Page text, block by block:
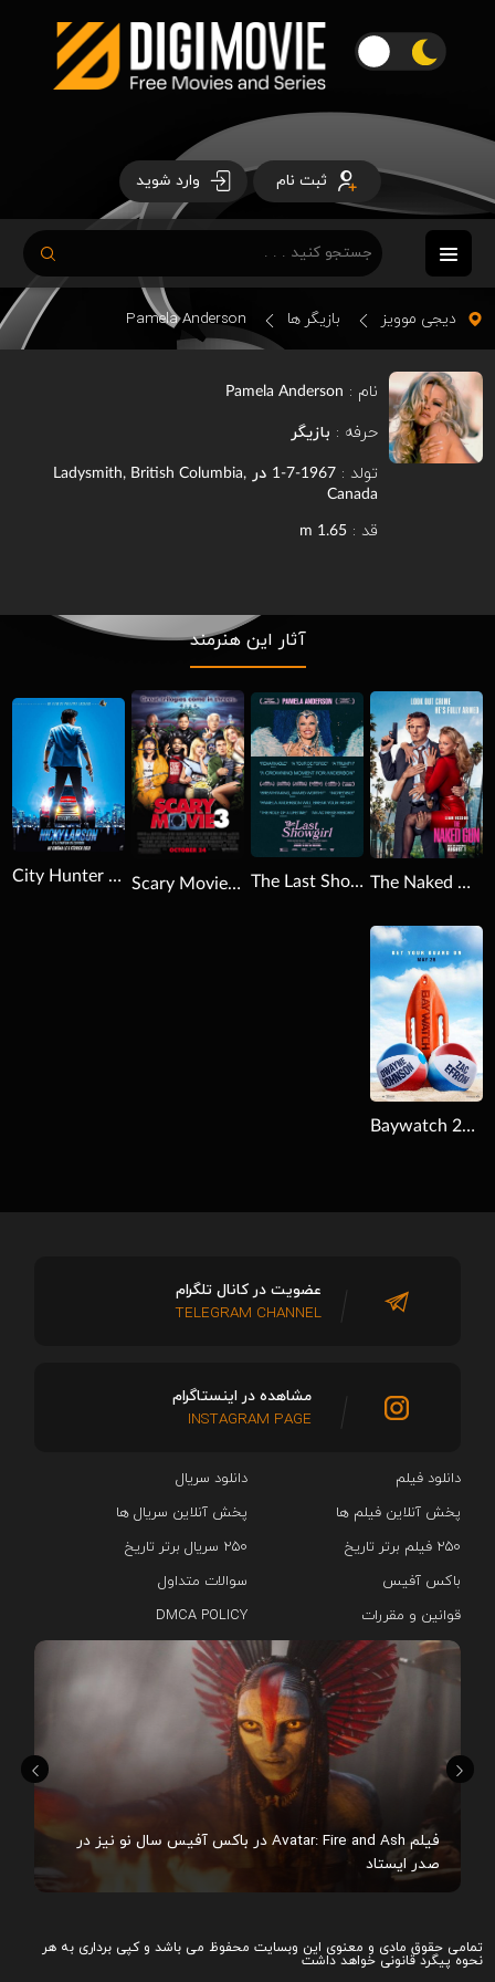
ثبت نام وارد شوید
دیجی موویز بازیگر ها Pamela Anderson
نام : Pamela Anderson
حرفه : بازیگر
تولد : 1967-7-1 درLadysmith, British Columbia,
Canada
قد : 1.65 m
آثار این هنرمند
Download
The Naked Gun 2025
Download
The Last Showgirl 2024
Download
Scary Movie 3 2003
City Hunter 2018
Baywatch 2017
فیلم Avatar: Fire and Ash در باکس آفیس سال نو نیز در
صدر ایستاد
دانلود فیلم
دانلود سریال‌
پخش آنلاین فیلم ها
پخش آنلاین سریال ها
۲۵۰ فیلم برتر تاریخ
۲۵۰ سریال برتر تاریخ
باکس آفیس
سوالات متداول
قوانین و مقررات
DMCA POLICY
عضویت در کانال تلگرام
TELEGRAM CHANNEL
مشاهده در اینستاگرام
INSTAGRAM PAGE
تمامی حقوق مادی و معنوی این وبسایت محفوظ می باشد و کپی برداری به هر
نحوه پیگرد قانونی خواهد داشت